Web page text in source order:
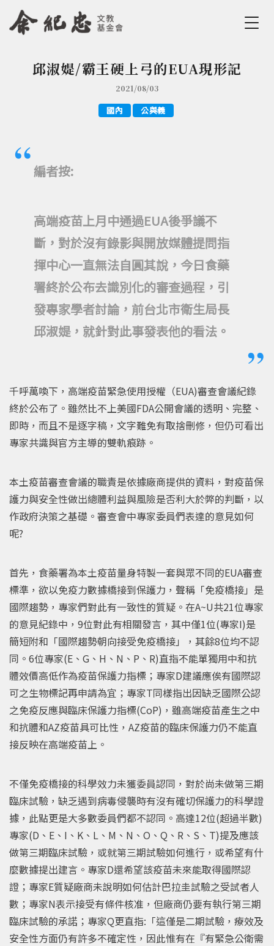
Jump to Navigation
Jump to Main content
您在這裡
邱淑媞/霸王硬上弓的EUA現形記
2021/08/03
國內 公與義
編者按:
高端疫苗上月中通過EUA後爭議不
斷，對於沒有錄影與開放媒體提問指
揮中心一直無法自圓其說，今日食藥
署終於公布去識別化的審查過程，引
發專家學者討論，前台北市衛生局長
邱淑媞，就針對此事發表他的看法。
千呼萬喚下，高端疫苗緊急使用授權（EUA)審查會議紀錄
終於公布了。雖然比不上美國FDA公開會議的透明、完整、
即時，而且不是逐字稿，文字難免有取捨刪修，但仍可看出
專家共識與官方主導的雙軌痕跡。
本土疫苗審查會議的職責是依據廠商提供的資料，對疫苗保
護力與安全性做出總體利益與風險是否利大於弊的判斷，以
作政府決策之基礎。審查會中專家委員們表達的意見如何
呢?
首先，食藥署為本土疫苗量身特製一套與眾不同的EUA審查
標準，欲以免疫力數據橋接到保護力，聲稱「免疫橋接」是
國際趨勢，專家們對此有一致性的質疑。在A~U共21位專家
的意見紀錄中，9位對此有相關發言，其中僅1位(專家I)是
簡短附和「國際趨勢朝向接受免疫橋接」，其餘8位均不認
同。6位專家(E、G、H、N、P、R)直指不能單獨用中和抗
體效價高低作為疫苗保護力指標；專家D建議應俟有國際認
可之生物標記再申請為宜；專家T同樣指出因缺乏國際公認
之免疫反應與臨床保護力指標(CoP)，雖高端疫苗產生之中
和抗體和AZ疫苗具可比性，AZ疫苗的臨床保護力仍不能直
接反映在高端疫苗上。
不僅免疫橋接的科學效力未獲委員認同，對於尚未做第三期
臨床試驗，缺乏遇到病毒侵襲時有沒有確切保護力的科學證
據，此點更是大多數委員們都不認同。高達12位(超過半數)
專家(D、E、I、K、L、M、N、O、Q、R、S、T)提及應該
做第三期臨床試驗，或就第三期試驗如何進行，或希望有什
麼數據提出建言。專家D還希望該疫苗未來能取得國際認
證；專家E質疑廠商未說明如何估計巴拉圭試驗之受試者人
數；專家N表示接受有條件核准，但廠商仍要有執行第三期
臨床試驗的承諾；專家Q更直指:「這僅是二期試驗，療效及
安全性方面仍有許多不確定性，因此惟有在『有緊急公衛需